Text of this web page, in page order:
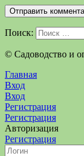
Поиск:
©️ Садоводство и
Главная
Вход
Вход
Регистрация
Регистрация
Авторизация
Регистрация